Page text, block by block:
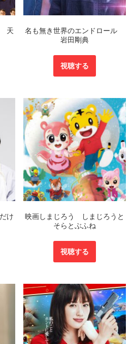
天
名も無き世界のエンドロール
岩田剛典
視聴する
け
映画しまじろう しまじろうと
そらとぶふね
視聴する